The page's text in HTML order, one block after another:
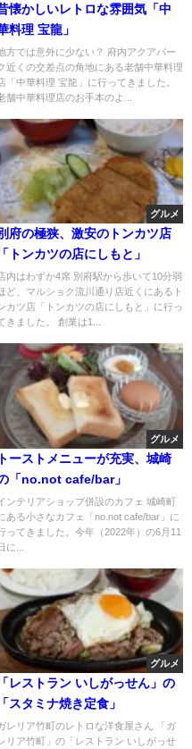
懐かしいレトロな雰囲気「中
料理 宝龍」
方では意外に少ない？ 府内アクアパー
近くの交差点の角地にある老舗中華料理
「中華料理 宝龍」に行ってきました。
舗中華料理店のお手本のよ...
グルメ
府の極狭、激安のトンカツ店
「トンカツの店にしもと」
内はわずか4席 別府駅から歩いて10分弱
ど、マルショク流川通り店近くにあるト
カツ店「トンカツの店にしもと」に行っ
きました。 創業は1...
グルメ
トーストメニューが充実、城崎
「no.not cafe/bar」
ンテリアショップ併設のカフェ 城崎町
ある小さなカフェ「no.not cafe/bar」に
ってきました。今年（2022年）の6月11
に...
グルメ
「レストラン いしがっせん」の
「スタミナ焼き定食」
レリア竹町のレトロな洋食屋さん 「ガ
レリア竹町」の「レストラン いしがっせ